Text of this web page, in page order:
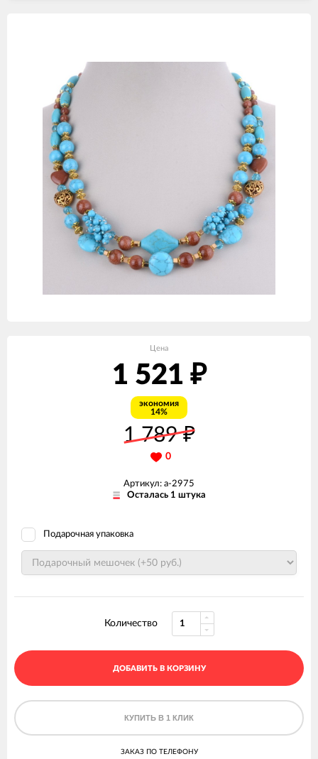
Цена
1 521 ₽
экономия
14%
1 789₽
0
Артикул: а-2975
Осталась 1 штука
Подарочная упаковка
Количество
ДОБАВИТЬ В КОРЗИНУ
КУПИТЬ В 1 КЛИК
ЗАКАЗ ПО ТЕЛЕФОНУ